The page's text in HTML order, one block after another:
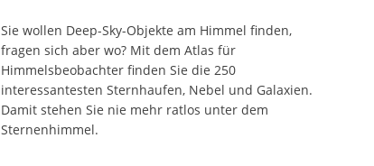
Sie wollen Deep-Sky-Objekte am Himmel finden,
fragen sich aber wo? Mit dem Atlas für
Himmelsbeobachter finden Sie die 250
interessantesten Sternhaufen, Nebel und Galaxien.
Damit stehen Sie nie mehr ratlos unter dem
Sternenhimmel.